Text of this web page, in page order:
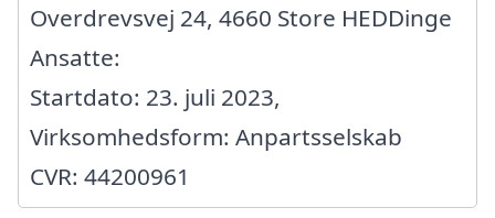
Overdrevsvej 24, 4660 Store HEDDinge
Ansatte:
Startdato: 23. juli 2023,
Virksomhedsform: Anpartsselskab
CVR: 44200961